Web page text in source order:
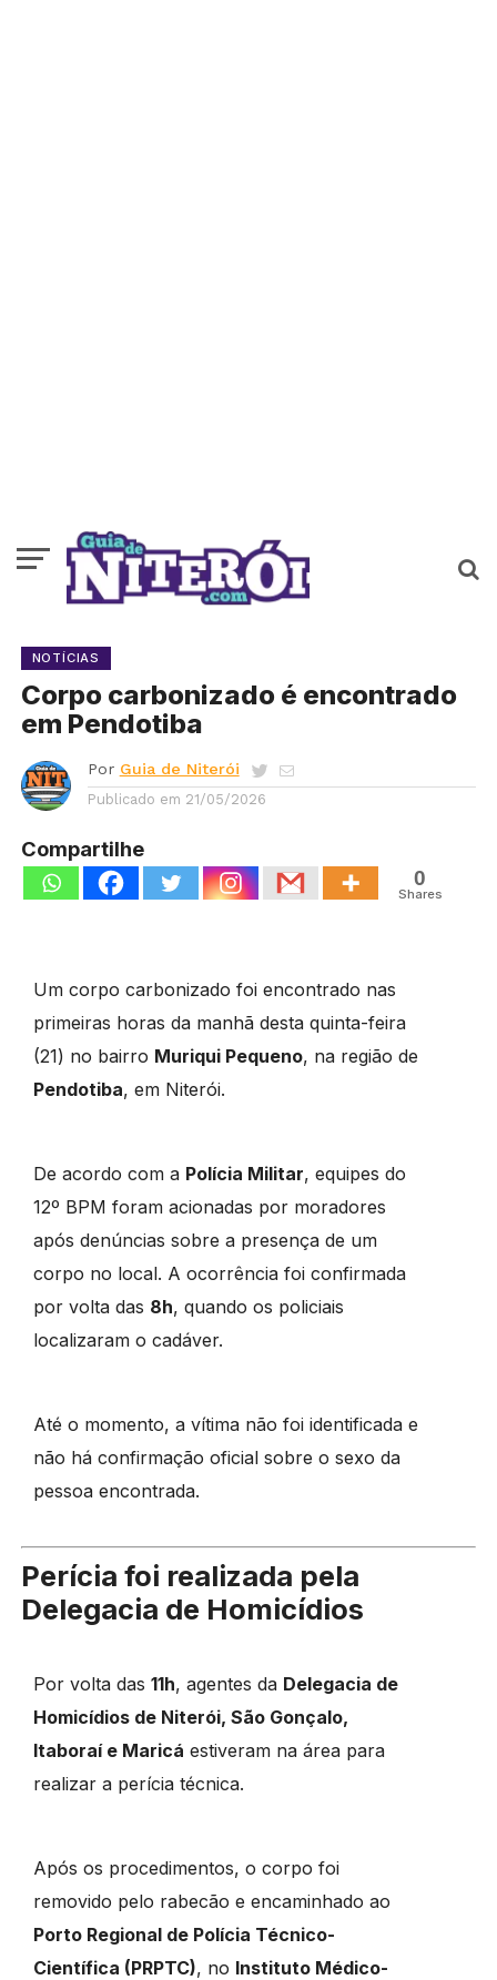
NOTÍCIAS
Corpo carbonizado é encontrado
em Pendotiba
Por Guia de Niterói
Publicado em 21/05/2026
Compartilhe
0
Shares
Um corpo carbonizado foi encontrado nas
primeiras horas da manhã desta quinta-feira
(21) no bairro Muriqui Pequeno, na região de
Pendotiba, em Niterói.
De acordo com a Polícia Militar, equipes do
12º BPM foram acionadas por moradores
após denúncias sobre a presença de um
corpo no local. A ocorrência foi confirmada
por volta das 8h, quando os policiais
localizaram o cadáver.
Até o momento, a vítima não foi identificada e
não há confirmação oficial sobre o sexo da
pessoa encontrada.
Perícia foi realizada pela
Delegacia de Homicídios
Por volta das 11h, agentes da Delegacia de
Homicídios de Niterói, São Gonçalo,
Itaboraí e Maricá estiveram na área para
realizar a perícia técnica.
Após os procedimentos, o corpo foi
removido pelo rabecão e encaminhado ao
Porto Regional de Polícia Técnico-
Científica (PRPTC), no Instituto Médico-